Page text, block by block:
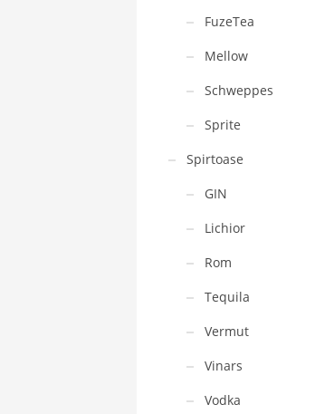
FuzeTea
Mellow
Schweppes
Sprite
Spirtoase
GIN
Lichior
Rom
Tequila
Vermut
Vinars
Vodka